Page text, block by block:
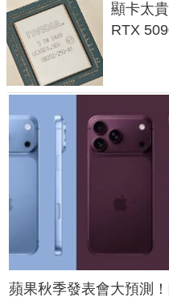
顯卡太
RTX
蘋果秋季發表會大預測